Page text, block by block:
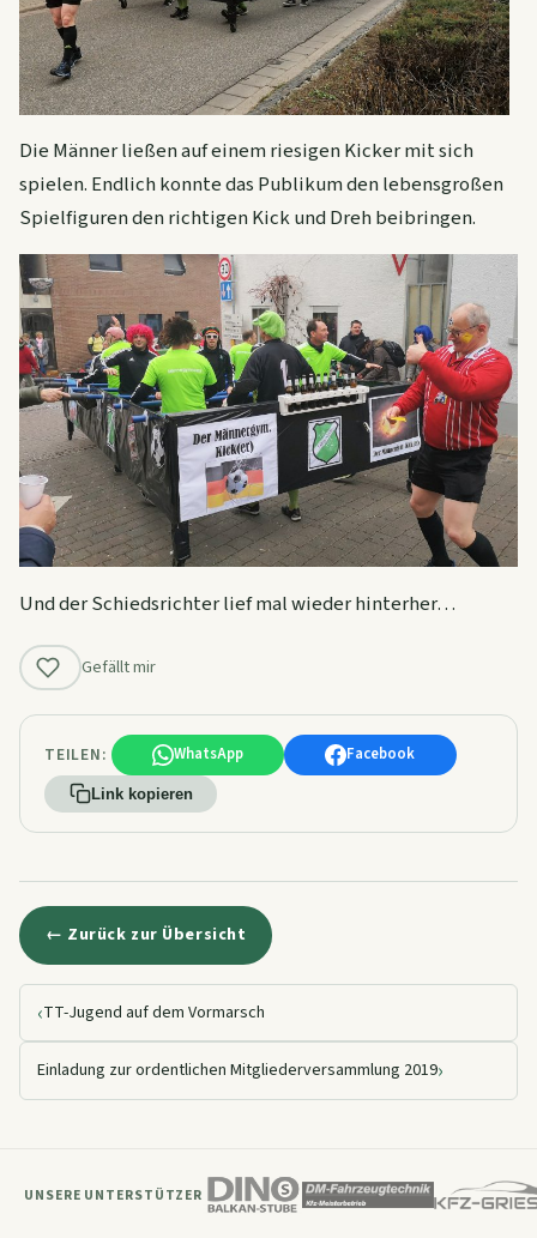
Die Männer ließen auf einem riesigen Kicker mit sich
spielen. Endlich konnte das Publikum den lebensgroßen
Spielfiguren den richtigen Kick und Dreh beibringen.
Und der Schiedsrichter lief mal wieder hinterher…
Gefällt mir
TEILEN: WhatsApp Facebook
Link kopieren
← Zurück zur Übersicht
‹TT-Jugend auf dem Vormarsch
Einladung zur ordentlichen Mitgliederversammlung 2019›
UNSERE UNTERSTÜTZER